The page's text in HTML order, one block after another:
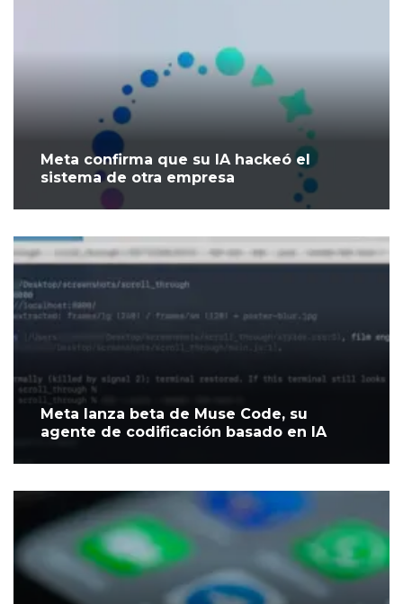
Meta confirma que su IA hackeó el
sistema de otra empresa
Meta lanza beta de Muse Code, su
agente de codificación basado en IA